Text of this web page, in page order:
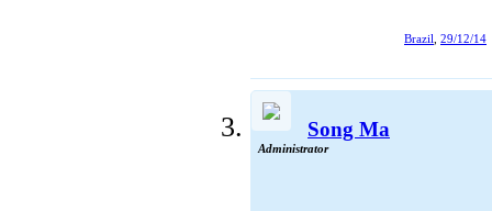
Brazil 29/12/14
Song Ma
Administrator